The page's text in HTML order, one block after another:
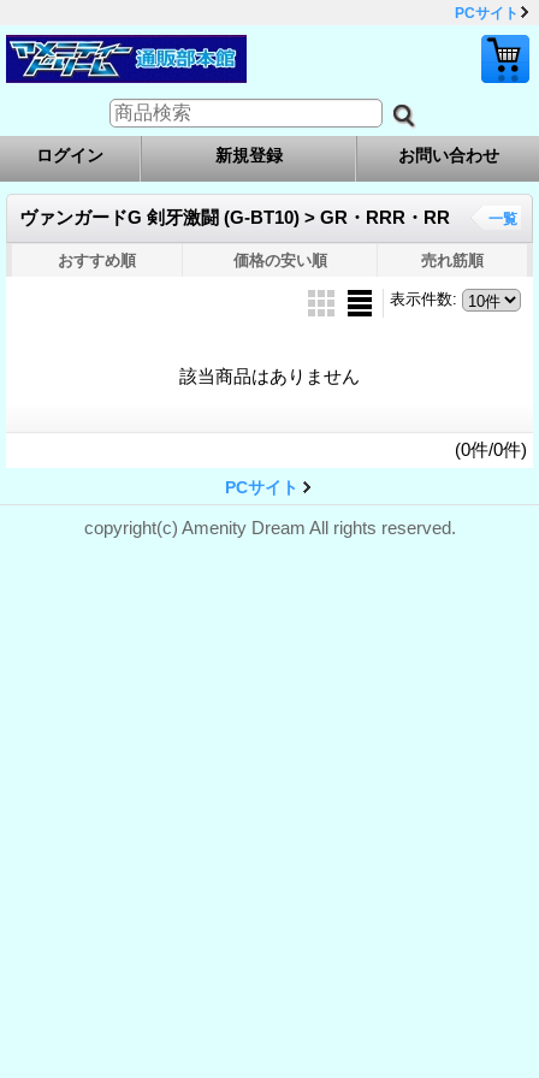
PCサイト
ログイン 新規登録 お問い合わせ
ヴァンガードG 剣牙激闘 (G-BT10) > GR・RRR・RR 一覧
おすすめ順 価格の安い順 売れ筋順
表示件数:
該当商品はありません
(0件/0件)
PCサイト
copyright(c) Amenity Dream All rights reserved.